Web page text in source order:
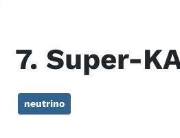
7. Super-
neutrino